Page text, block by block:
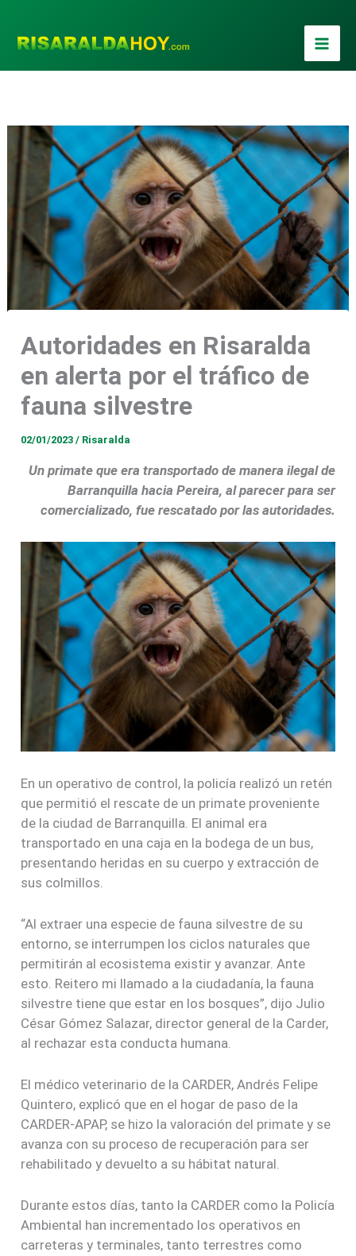
contenido
Autoridades en Risaralda
en alerta por el tráfico de
fauna silvestre
02/01/2023/ Risaralda
Un primate que era transportado de manera ilegal de
Barranquilla hacia Pereira, al parecer para ser
comercializado, fue rescatado por las autoridades.
En un operativo de control, la policía realizó un retén
que permitió el rescate de un primate proveniente
de la ciudad de Barranquilla. El animal era
transportado en una caja en la bodega de un bus,
presentando heridas en su cuerpo y extracción de
sus colmillos.
“Al extraer una especie de fauna silvestre de su
entorno, se interrumpen los ciclos naturales que
permitirán al ecosistema existir y avanzar. Ante
esto. Reitero mi llamado a la ciudadanía, la fauna
silvestre tiene que estar en los bosques”, dijo Julio
César Gómez Salazar, director general de la Carder,
al rechazar esta conducta humana.
El médico veterinario de la CARDER, Andrés Felipe
Quintero, explicó que en el hogar de paso de la
CARDER-APAP, se hizo la valoración del primate y se
avanza con su proceso de recuperación para ser
rehabilitado y devuelto a su hábitat natural.
Durante estos días, tanto la CARDER como la Policía
Ambiental han incrementado los operativos en
carreteras y terminales, tanto terrestres como